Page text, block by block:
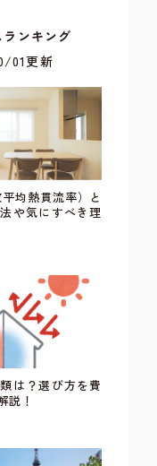
ランキング
01更新
均熱貫流率）と
や気にすべき理
は？選び方を費
説！
すべてが見られるウェブカタログ